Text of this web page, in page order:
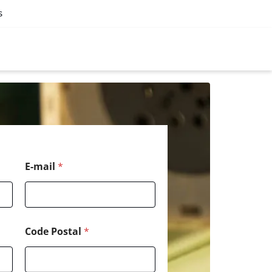
E-mail *
Code Postal *